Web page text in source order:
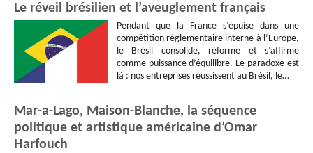
Le réveil brésilien et l’aveuglement français
Pendant que la France s’épuise dans une
compétition réglementaire interne à l’Europe,
le Brésil consolide, réforme et s’affirme
comme puissance d’équilibre. Le paradoxe est
là : nos entreprises réussissent au Brésil, le…
Mar-a-Lago, Maison-Blanche, la séquence
politique et artistique américaine d’Omar
Harfouch